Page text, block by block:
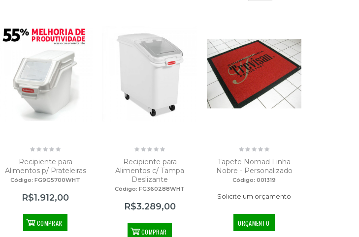
Recipiente para
Alimentos p/ Prateleiras
Código: FG9G5700WHT
R$1.912,00
COMPRAR
Recipiente para
Alimentos c/ Tampa
Deslizante
Código: FG360288WHT
R$3.289,00
COMPRAR
Tapete Nomad Linha
Nobre - Personalizado
Código: 001319
Solicite um orçamento
ORÇAMENTO